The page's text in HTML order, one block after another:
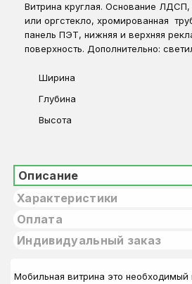
Витрина круглая. Основание
или оргстекло, хромированная
панель ПЭТ, нижняя и верхняя
поверхность. Дополнительно:
Ширина
Глубина
Высота
Описание
Характеристики
Оплата
Индивидуальный заказ
Мобильная витрина это необходимый